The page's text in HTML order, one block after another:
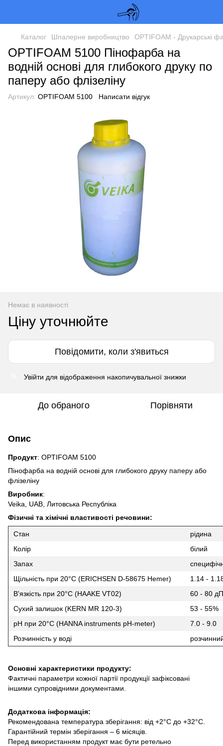
Каталог Шпалерне виробництво OPTIFOAM - Друкарські
OPTIFOAM 5100 Пінофарба на
водній основі для глибокого друку по
паперу або флізеліну
Артикул: OPTIFOAM 5100 Написати відгук
Немає в наявності
Ціну уточнюйте
Повідомити, коли з'явиться
Увійти для відображення накопичувальної знижки
До обраного Порівняти
Опис
Продукт: OPTIFOAM 5100
Пінофарба на водній основі для глибокого друку паперу або
флізеліну
Виробник:
Veika, UAB, Литовська Республіка
Фізичні та хімічні властивості речовини:
Стан
рідина
Колір
білий
Запах
Щільність при 20°С (ERICHSEN D-58675 Hemer)
1.14 -
В'язкість при 20°С (HAAKE VT02)
60 - 80
Сухий залишок (KERN MR 120-3)
53 - 55%
pH при 20°С (HANNA instruments pH-meter)
7.0 - 9.0
Розчинність у воді
Основні характеристики продукту:
Фактичні параметри кожної партії продукції зафіксовані
іншими супровідними документами.
Додаткова інформація:
Рекомендована температура зберігання: від +2°С до +32°С.
Гарантійний термін зберігання – 6 місяців.
Перед використанням продукт має бути ретельно